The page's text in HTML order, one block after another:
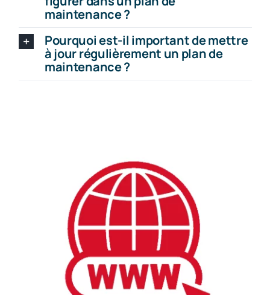
maintenance ?
Pourquoi est-il important de mettre
à jour régulièrement un plan de
maintenance ?